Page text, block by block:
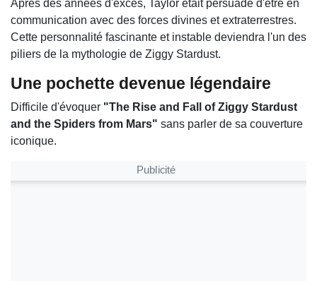
Après des années d'excès, Taylor était persuadé d'être en
communication avec des forces divines et extraterrestres.
Cette personnalité fascinante et instable deviendra l'un des
piliers de la mythologie de Ziggy Stardust.
Une pochette devenue légendaire
Difficile d'évoquer "The Rise and Fall of Ziggy Stardust
and the Spiders from Mars" sans parler de sa couverture
iconique.
Publicité